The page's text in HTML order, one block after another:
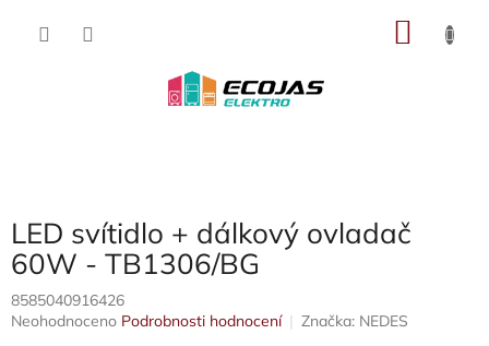
LED svítidlo + dálkový ovladač
60W - TB1306/BG
8585040916426
Průměrné
Neohodnoceno Podrobnosti hodnocení Značka: NEDES